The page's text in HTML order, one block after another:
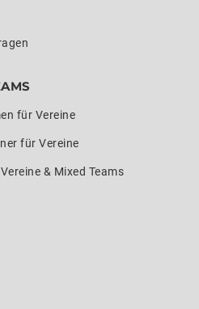
für Vereine
für Vereine
& Mixed Teams